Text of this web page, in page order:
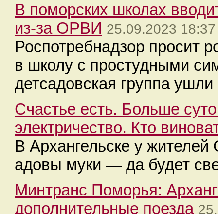
В поморских школах
из-за ОРВИ 25.09.2023 18:37
Роспотребнадзор просит
в школу с простудными
детсадовская группа ушли
Счастье есть. Больше
электричество. Кто
В Архангельске у жителей
адовы муки — да будет
Минтранс Поморья:
дополнительные поезда